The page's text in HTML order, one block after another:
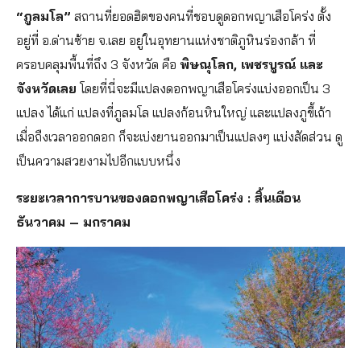
“ภูลมโล” สถานที่ยอดฮิตของคนที่ชอบดูดอกพญาเสือโคร่ง ตั้ง
อยู่ที่ อ.ด่านซ้าย จ.เลย อยู่ในอุทยานแห่งชาติภูหินร่องกล้า ที่
ครอบคลุมพื้นที่ถึง 3 จังหวัด คือ พิษณุโลก, เพชรบูรณ์ และ
จังหวัดเลย โดยที่นี่จะมีแปลงดอกพญาเสือโคร่งแบ่งออกเป็น 3
แปลง ได้แก่ แปลงที่ภูลมโล แปลงก้อนหินใหญ่ และแปลงภูขี้เถ้า
เมื่อถืงเวลาออกดอก ก็จะเบ่งยานออกมาเป็นแปลงๆ แบ่งสัดส่วน ดู
เป็นความสวยงามไปอีกแบบหนึ่ง
ระยะเวลาการบานของดอกพญาเสือโคร่ง : สิ้นเดือน
ธันวาคม – มกราคม